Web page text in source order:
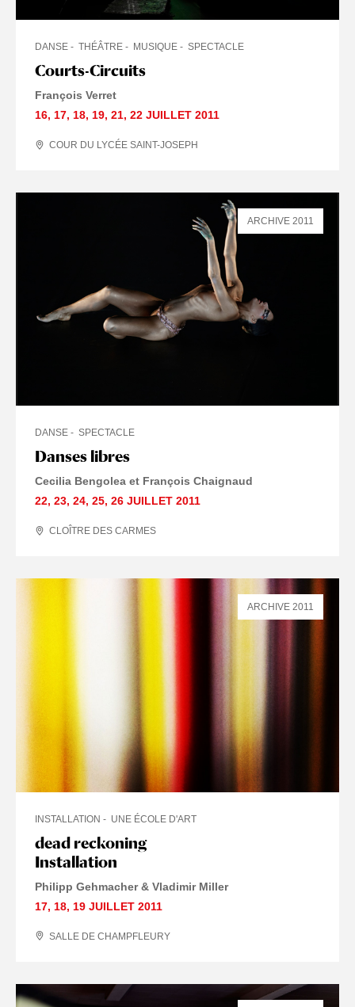
Courts-Circuits
DANSE THÉÂTRE MUSIQUE SPECTACLE
François Verret
16, 17, 18, 19, 21, 22 JUILLET 2011
COUR DU LYCÉE SAINT-JOSEPH
Danses libres
DANSE SPECTACLE
Cecilia Bengolea et François Chaignaud
22, 23, 24, 25, 26 JUILLET 2011
CLOÎTRE DES CARMES
ARCHIVE 2011
dead reckoning
Installation
INSTALLATION UNE ÉCOLE D'ART
EXPOSITIONS-INSTALLATIONS
EXPOSITION / INSTALLATION
Philipp Gehmacher & Vladimir Miller
17, 18, 19 JUILLET 2011
SALLE DE CHAMPFLEURY
ARCHIVE 2011